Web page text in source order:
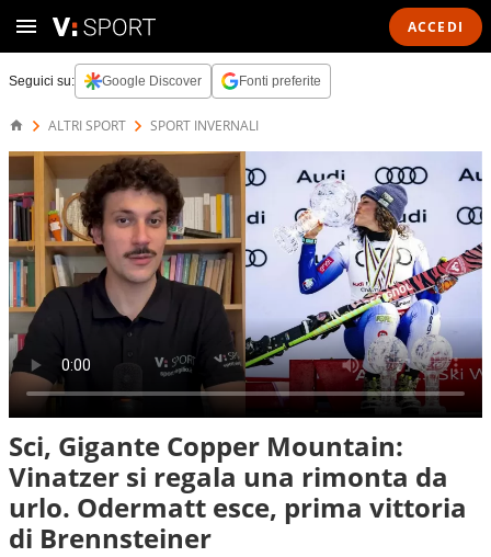
ACCEDI
Seguici su: Google Discover Fonti preferite
ALTRI SPORT SPORT INVERNALI
Sci, Gigante Copper Mountain:
Vinatzer si regala una rimonta da
urlo. Odermatt esce, prima vittoria
di Brennsteiner